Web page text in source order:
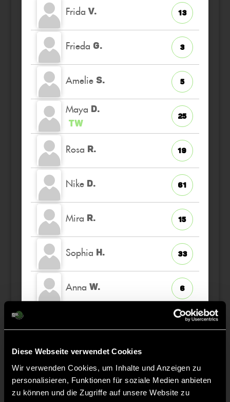
Diese Webseite verwendet Cookies
Wir verwenden Cookies, um Inhalte und Anzeigen zu
personalisieren, Funktionen für soziale Medien anbieten
zu können und die Zugriffe auf unsere Website zu
Frida V. 13
Frieda G. 3
Amelie S. 5
Maya D.
TW
25
Rosa R. 19
Nike D. 61
Mira R. 15
Sophia H. 33
Anna W. 6
Martha K.